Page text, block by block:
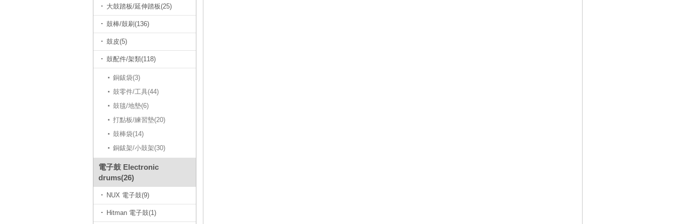
大鼓踏板/延伸踏板(25)
鼓棒/鼓刷(136)
鼓皮(5)
鼓配件/架類(118)
銅鈸袋(3)
鼓零件/工具(44)
鼓毯/地墊(6)
打點板/練習墊(20)
鼓棒袋(14)
銅鈸架/小鼓架(30)
電子鼓 Electronic
drums(26)
NUX 電子鼓(9)
Hitman 電子鼓(1)